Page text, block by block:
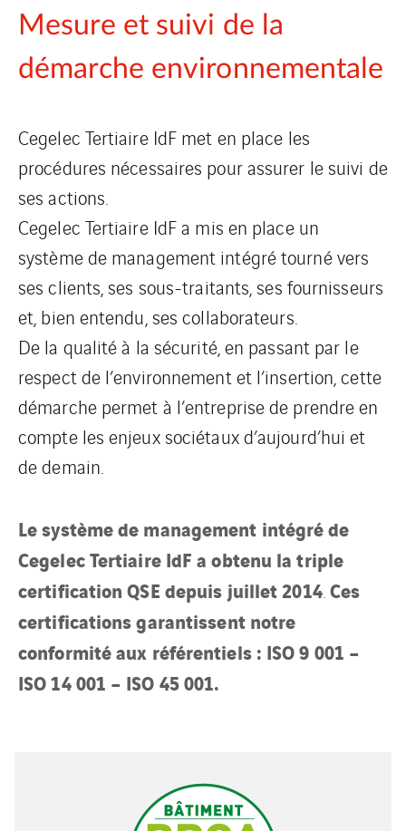
Mesure et suivi de la
démarche environnementale
Cegelec Tertiaire IdF met en place les
procédures nécessaires pour assurer le suivi de
ses actions.
Cegelec Tertiaire IdF a mis en place un
système de management intégré tourné vers
ses clients, ses sous-traitants, ses fournisseurs
et, bien entendu, ses collaborateurs.
De la qualité à la sécurité, en passant par le
respect de l’environnement et l’insertion, cette
démarche permet à l’entreprise de prendre en
compte les enjeux sociétaux d’aujourd’hui et
de demain.
Le système de management intégré de
Cegelec Tertiaire IdF a obtenu la triple
certification QSE depuis juillet 2014.Ces
certifications garantissent notre
conformité aux référentiels : ISO 9 001 –
ISO 14 001 – ISO 45 001.